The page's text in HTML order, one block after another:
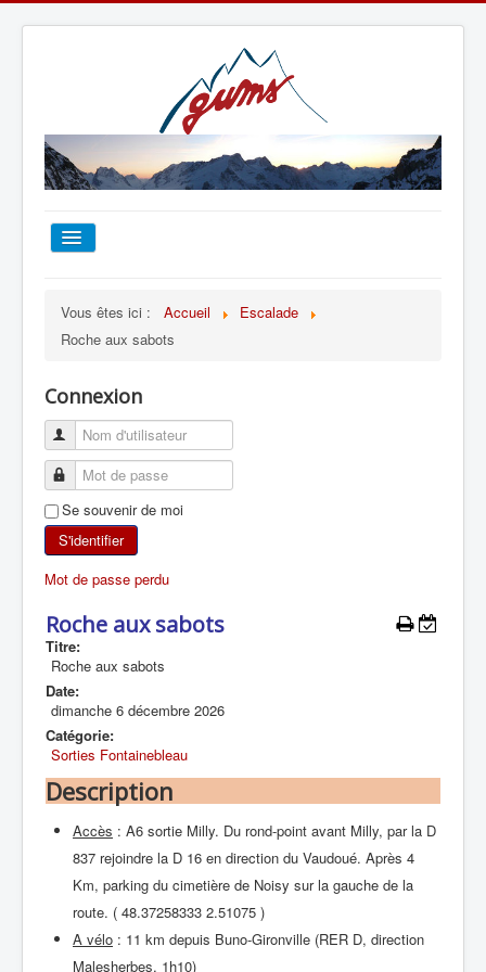
TOUT SUR LE GUMS
ESCALADE
ALPINISME
SKI DE RANDONNÉE
RANDONNÉE SPORTIVE
Vous êtes ici : Accueil
Escalade
Roche aux sabots
Connexion
Se souvenir de moi
S'identifier
Mot de passe perdu
Roche aux sabots
Titre:
Roche aux sabots
Date:
dimanche 6 décembre 2026
Catégorie:
Sorties Fontainebleau
Description
Accès : A6 sortie Milly. Du rond-point avant Milly, par la D
837 rejoindre la D 16 en direction du Vaudoué. Après 4
Km, parking du cimetière de Noisy sur la gauche de la
route. ( 48.37258333 2.51075 )
A vélo : 11 km depuis Buno-Gironville (RER D, direction
Malesherbes, 1h10)